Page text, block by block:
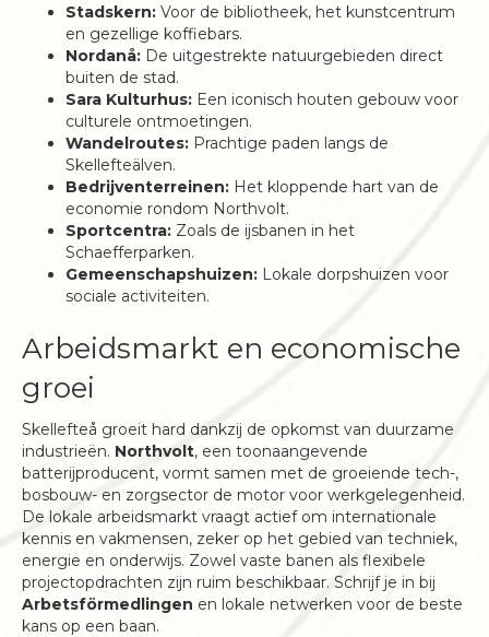
Stadskern: Voor de bibliotheek, het kunstcentrum
en gezellige koffiebars.
Nordanå: De uitgestrekte natuurgebieden direct
buiten de stad.
Sara Kulturhus: Een iconisch houten gebouw voor
culturele ontmoetingen.
Wandelroutes: Prachtige paden langs de
Skellefteälven.
Bedrijventerreinen: Het kloppende hart van de
economie rondom Northvolt.
Sportcentra: Zoals de ijsbanen in het
Schaefferparken.
Gemeenschapshuizen: Lokale dorpshuizen voor
sociale activiteiten.
Arbeidsmarkt en economische
groei
Skellefteå groeit hard dankzij de opkomst van duurzame
industrieën. Northvolt, een toonaangevende
batterijproducent, vormt samen met de groeiende tech-,
bosbouw- en zorgsector de motor voor werkgelegenheid.
De lokale arbeidsmarkt vraagt actief om internationale
kennis en vakmensen, zeker op het gebied van techniek,
energie en onderwijs. Zowel vaste banen als flexibele
projectopdrachten zijn ruim beschikbaar. Schrijf je in bij
Arbetsförmedlingen en lokale netwerken voor de beste
kans op een baan.